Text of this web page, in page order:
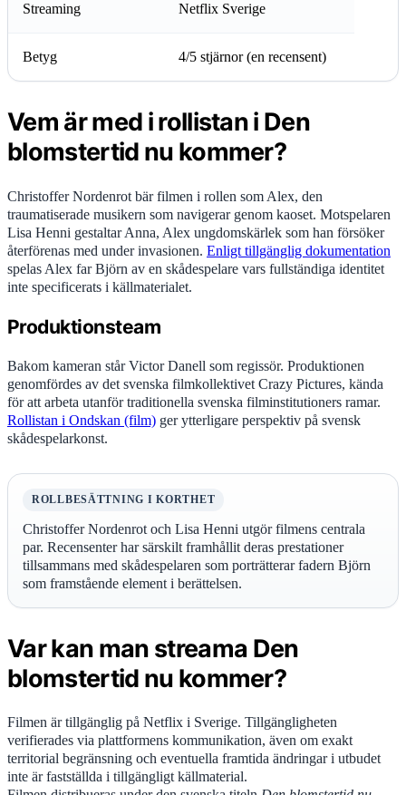
Streaming Netflix Sverige
Betyg 4/5 stjärnor (en recensent)
Vem är med i rollistan i Den
blomstertid nu kommer?
Christoffer Nordenrot bär filmen i rollen som Alex, den
traumatiserade musikern som navigerar genom kaoset. Motspelaren
Lisa Henni gestaltar Anna, Alex ungdomskärlek som han försöker
återförenas med under invasionen. Enligt tillgänglig dokumentation
spelas Alex far Björn av en skådespelare vars fullständiga identitet
inte specificerats i källmaterialet.
Produktionsteam
Bakom kameran står Victor Danell som regissör. Produktionen
genomfördes av det svenska filmkollektivet Crazy Pictures, kända
för att arbeta utanför traditionella svenska filminstitutioners ramar.
Rollistan i Ondskan (film) ger ytterligare perspektiv på svensk
skådespelarkonst.
ROLLBESÄTTNING I KORTHET
Christoffer Nordenrot och Lisa Henni utgör filmens centrala
par. Recensenter har särskilt framhållit deras prestationer
tillsammans med skådespelaren som porträtterar fadern Björn
som framstående element i berättelsen.
Var kan man streama Den
blomstertid nu kommer?
Filmen är tillgänglig på Netflix i Sverige. Tillgängligheten
verifierades via plattformens kommunikation, även om exakt
territorial begränsning och eventuella framtida ändringar i utbudet
inte är fastställda i tillgängligt källmaterial.